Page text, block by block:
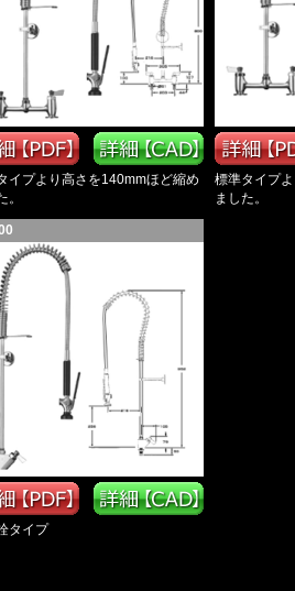
イプより高さを140mmほど縮め
。
標準タイプ
ました。
タイプ